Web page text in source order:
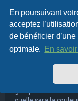
En poursuivant
acceptez
de bénéficier
optimale.
En
Les
aux membres d’un
identification.
Haut
Qu’est-ce qu’un «
Si vous êtes
groupe